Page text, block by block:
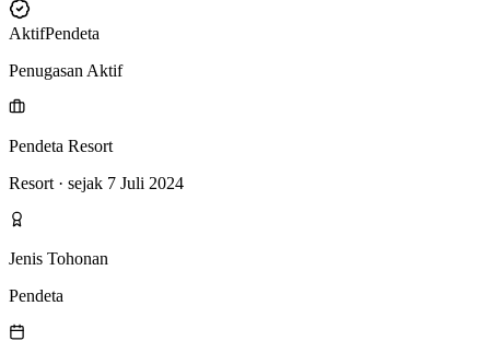
AktifPendeta
Penugasan Aktif
Pendeta Resort
Resort · sejak 7 Juli 2024
Jenis Tohonan
Pendeta